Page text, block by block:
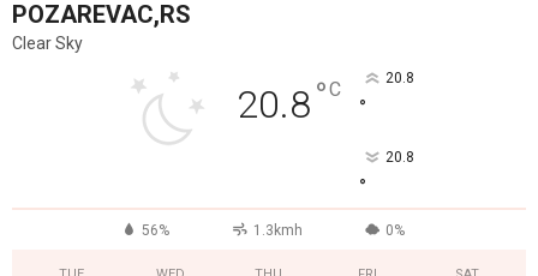
POZAREVAC,RS
Clear Sky
20.8°C 20.8
°
20.8
°
56% 1.3kmh 0%